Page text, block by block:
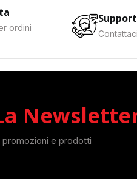
ordini
promozioni e prodotti